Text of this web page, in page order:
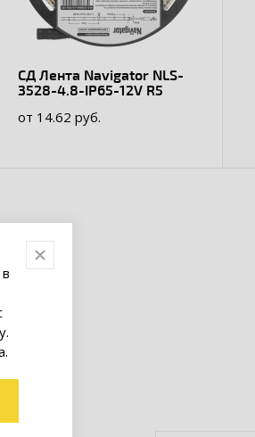
СД Лента Navigator NLS-
3528-4.8-IP65-12V R5
от 14.62 руб.